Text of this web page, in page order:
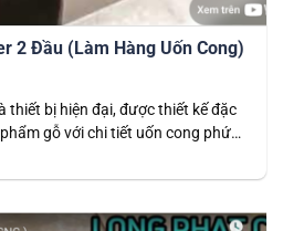
2 Đầu (Làm Hàng Uốn Cong)
thiết bị hiện đại, được thiết kế đặc
gỗ với chi tiết uốn cong phức
độ chính xác cao trong các sản